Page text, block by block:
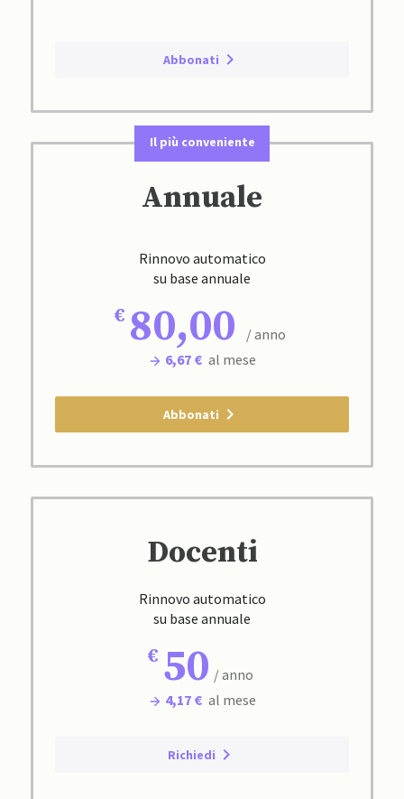
Abbonati
Il più conveniente
Annuale
Rinnovo automatico
su base annuale
80,00
/ anno
6,67 € al mese
Abbonati
Docenti
Rinnovo automatico
su base annuale
50 / anno
4,17 € al mese
Richiedi